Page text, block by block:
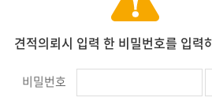
견적의뢰시 입력 한 비밀번호를 입력
비밀번호